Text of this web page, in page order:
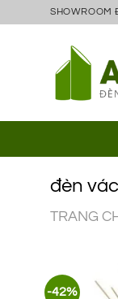
SHOWROOM
đèn
TRANG
-42%